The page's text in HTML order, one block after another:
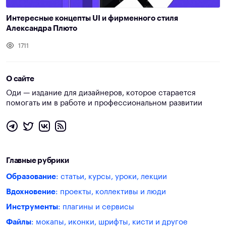
Интересные концепты UI и фирменного стиля
Александра Плюто
1711
О сайте
Оди — издание для дизайнеров, которое старается
помогать им в работе и профессиональном развитии
Главные рубрики
Образование: статьи, курсы, уроки, лекции
Вдохновение: проекты, коллективы и люди
Инструменты: плагины и сервисы
Файлы: мокапы, иконки, шрифты, кисти и другое